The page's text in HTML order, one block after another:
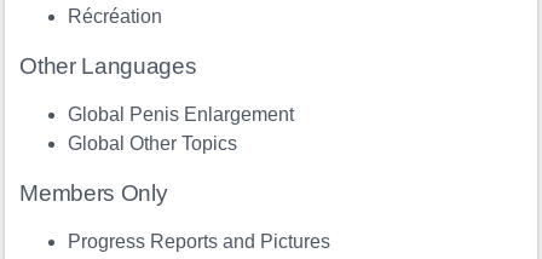
Récréation
Other Languages
Global Penis Enlargement
Global Other Topics
Members Only
Progress Reports and Pictures